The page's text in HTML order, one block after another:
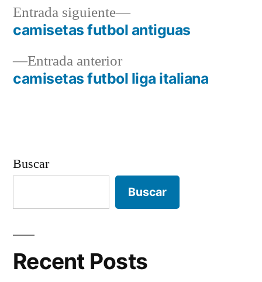
Navegación
deEntrada anteriorEntrada
anterior:
camisetas futbol liga italiana
Entrada siguiente
Entrada
siguiente:
camisetas futbol antiguas
Buscar
Buscar
Recent Posts